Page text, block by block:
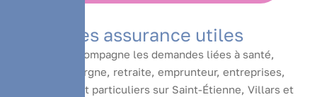
Ressources assurance utiles
PS Courtage accompagne les demandes liées à santé,
prévoyance, épargne, retraite, emprunteur, entreprises,
professionnels et particuliers sur Saint-Étienne, Villars et